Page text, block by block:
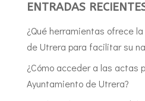
ENTRADAS
¿Qué herramientas ofrece
de Utrera para facilitar su
¿Cómo acceder a las actas
Ayuntamiento de Utrera?